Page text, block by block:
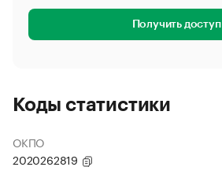
Получить доступ
Коды статистики
ОКПО
2020262819